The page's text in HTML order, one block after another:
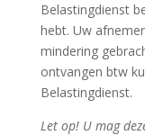
Belastingdienst
hebt. Uw
mindering
ontvangen btw
Belastingdienst.
Let op! U mag